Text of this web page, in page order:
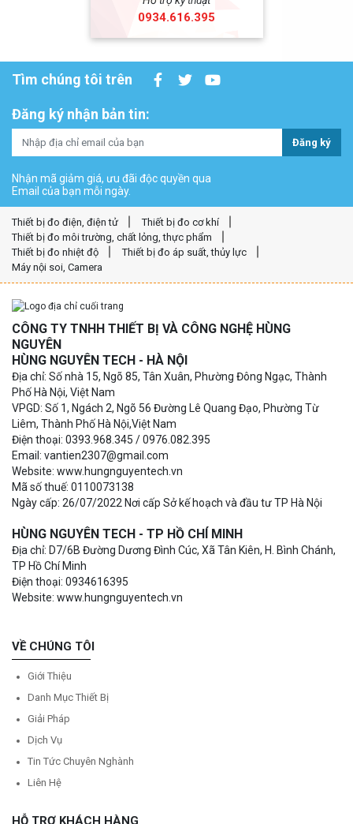
0934.616.395
Tìm chúng tôi trên
Đăng ký nhận bản tin:
Đăng ký
Nhận mã giảm giá, ưu đãi độc quyền qua
Email của bạn mỗi ngày.
Thiết bị đo điện, điện tử
Thiết bị đo cơ khí
Thiết bị đo môi trường, chất lỏng, thực phẩm
Thiết bị đo nhiệt độ
Thiết bị đo áp suất, thủy lực
Máy nội soi, Camera
CÔNG TY TNHH THIẾT BỊ VÀ CÔNG NGHỆ HÙNG
NGUYÊN
HÙNG NGUYÊN TECH - HÀ NỘI
Địa chỉ: Số nhà 15, Ngõ 85, Tân Xuân, Phường Đông Ngạc, Thành
Phố Hà Nội, Việt Nam
VPGD: Số 1, Ngách 2, Ngõ 56 Đường Lê Quang Đạo, Phường Từ
Liêm, Thành Phố Hà Nội,Việt Nam
Điện thoại: 0393.968.345 / 0976.082.395
Email: vantien2307@gmail.com
Website: www.hungnguyentech.vn
Mã số thuế: 0110073138
Ngày cấp: 26/07/2022 Nơi cấp Sở kế hoạch và đầu tư TP Hà Nội
HÙNG NGUYÊN TECH - TP HỒ CHÍ MINH
Địa chỉ: D7/6B Đường Dương Đình Cúc, Xã Tân Kiên, H. Bình Chánh,
TP Hồ Chí Minh
Điện thoại: 0934616395
Website: www.hungnguyentech.vn
VỀ CHÚNG TÔI
Giới Thiệu
Danh Mục Thiết Bị
Giải Pháp
Dịch Vụ
Tin Tức Chuyên Nghành
Liên Hệ
HỖ TRỢ KHÁCH HÀNG